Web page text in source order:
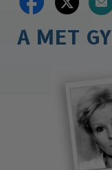
A MET